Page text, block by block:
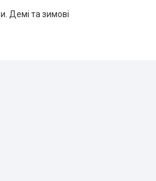
Демі та зимові